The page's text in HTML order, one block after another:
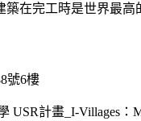
在完工時是世界最
號6樓
USR計畫_I-Villages